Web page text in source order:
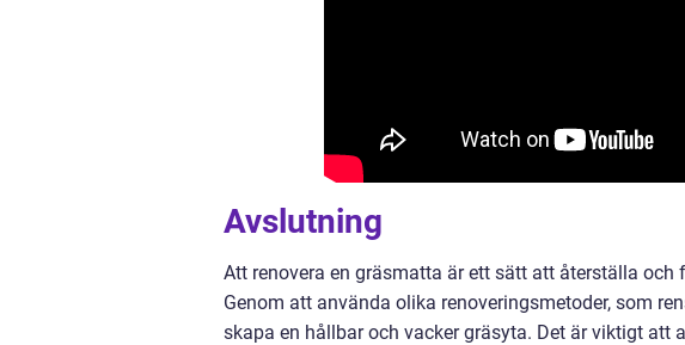
Avslutning
Att renovera en gräsmatta är ett sätt att återställa
Genom att använda olika renoveringsmetoder, som
skapa en hållbar och vacker gräsyta. Det är viktigt att